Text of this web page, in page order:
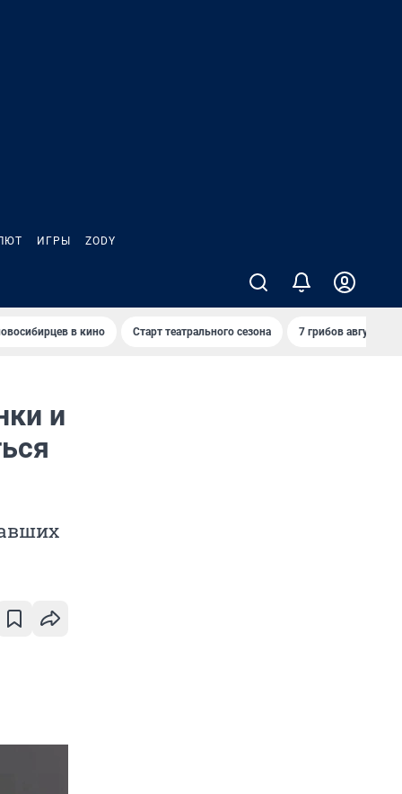
ИГРЫ ZODY
в кино Старт театрального сезона 7 грибов августа
и